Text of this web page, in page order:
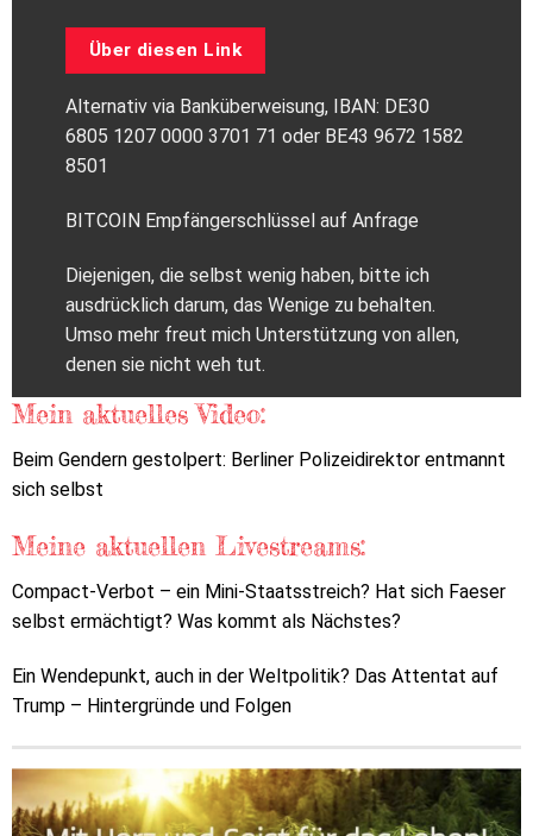
Über diesen Link
Alternativ via Banküberweisung, IBAN: DE30
6805 1207 0000 3701 71 oder BE43 9672 1582
8501
BITCOIN Empfängerschlüssel auf Anfrage
Diejenigen, die selbst wenig haben, bitte ich
ausdrücklich darum, das Wenige zu behalten.
Umso mehr freut mich Unterstützung von allen,
denen sie nicht weh tut.
Mein aktuelles Video:
Beim Gendern gestolpert: Berliner Polizeidirektor entmannt
sich selbst
Meine aktuellen Livestreams:
Compact-Verbot – ein Mini-Staatsstreich? Hat sich Faeser
selbst ermächtigt? Was kommt als Nächstes?
Ein Wendepunkt, auch in der Weltpolitik? Das Attentat auf
Trump – Hintergründe und Folgen